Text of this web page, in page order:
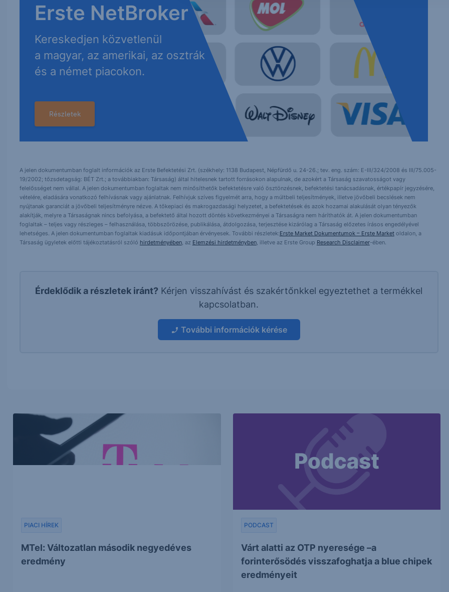
Erste NetBroker
Kereskedjen közvetlenül
a magyar, az amerikai, az osztrák
és a német piacokon.
Részletek
A jelen dokumentumban foglalt információk az Erste Befektetési Zrt. (székhely: 1138 Budapest, Népfürdő u. 24-26.; tev. eng. szám: E-III/324/2008 és III/75.005-
19/2002; tőzsdetagság: BÉT Zrt.; a továbbiakban: Társaság) által hitelesnek tartott forrásokon alapulnak, de azokért a Társaság szavatosságot vagy
felelősséget nem vállal. A jelen dokumentumban foglaltak nem minősíthetők befektetésre való ösztönzésnek, befektetési tanácsadásnak, értékpapír jegyzésére,
vételére, eladására vonatkozó felhívásnak vagy ajánlatnak. Felhívjuk szíves figyelmét arra, hogy a múltbeli teljesítmények, illetve jövőbeli becslések nem
nyújtanak garanciát a jövőbeli teljesítményre nézve. A tőkepiaci és makrogazdasági helyzetet, a befektetések és azok hozamai alakulását olyan tényezők
alakítják, melyre a Társaságnak nincs befolyása, a befektető által hozott döntés következményei a Társaságra nem háríthatók át. A jelen dokumentumban
foglaltak – teljes vagy részleges – felhasználása, többszörözése, publikálása, átdolgozása, terjesztése kizárólag a Társaság előzetes írásos engedélyével
lehetséges. A jelen dokumentumban foglaltak kiadásuk időpontjában érvényesek. További részletek:Erste Market Dokumentumok – Erste Marketoldalon, a
Társaság ügyletek előtti tájékoztatásról szóló hirdetményében, az Elemzési hirdetményben, illetve az Erste Group Research Disclaimer-ében.
Érdeklődik a részletek iránt? Kérjen visszahívást és szakértőnkkel egyeztethet a termékkel
kapcsolatban.
További információk kérése
MTel: Változatlan második negyedéves
eredmény
PIACI HÍREK
Várt alatti az OTP nyeresége –a
forinterősödés visszafoghatja a blue chipek
eredményeit
PODCAST